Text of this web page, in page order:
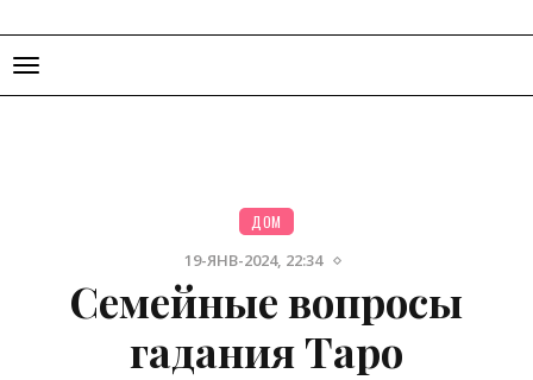
Открыть
меню
ДОМ
19-ЯНВ-2024, 22:34
Семейные вопросы
гадания Таро